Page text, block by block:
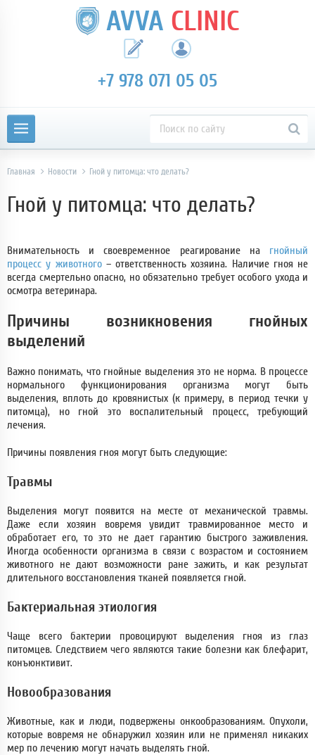
AVVA CLINIC
+7 978 071 05 05
Главная Новости Гной у питомца: что делать?
Гной у питомца: что делать?
Внимательность и своевременное реагирование на гнойный
процесс у животного– ответственность хозяина. Наличие гноя не
всегда смертельно опасно, но обязательно требует особого ухода и
осмотра ветеринара.
Причины возникновения гнойных
выделений
Важно понимать, что гнойные выделения это не норма. В процессе
нормального функционирования организма могут быть
выделения, вплоть до кровянистых (к примеру, в период течки у
питомца), но гной это воспалительный процесс, требующий
лечения.
Причины появления гноя могут быть следующие:
Травмы
Выделения могут появится на месте от механической травмы.
Даже если хозяин вовремя увидит травмированное место и
обработает его, то это не дает гарантию быстрого заживления.
Иногда особенности организма в связи с возрастом и состоянием
животного не дают возможности ране зажить, и как результат
длительного восстановления тканей появляется гной.
Бактериальная этиология
Чаще всего бактерии провоцируют выделения гноя из глаз
питомцев. Следствием чего являются такие болезни как блефарит,
конъюнктивит.
Новообразования
Животные, как и люди, подвержены онкообразованиям. Опухоли,
которые вовремя не обнаружил хозяин или не применял никаких
мер по лечению могут начать выделять гной.